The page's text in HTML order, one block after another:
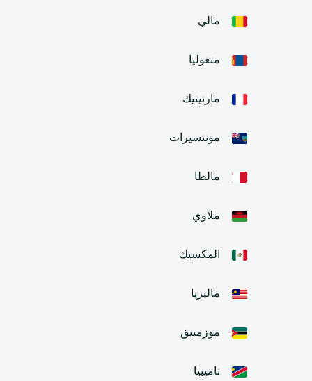
مالي
منغوليا
مارتينيك
مونتسيرات
مالطا
ملاوي
المكسيك
ماليزيا
موزمبيق
ناميبيا